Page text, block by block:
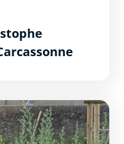
Carcassonne : les îlots